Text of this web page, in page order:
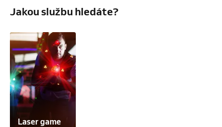
Jakou službu hledáte?
Laser game